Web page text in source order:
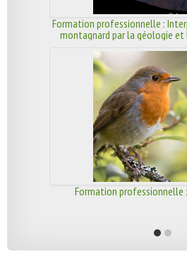
Formation professionnelle :
montagnard par la géologie et
Formation professionnelle